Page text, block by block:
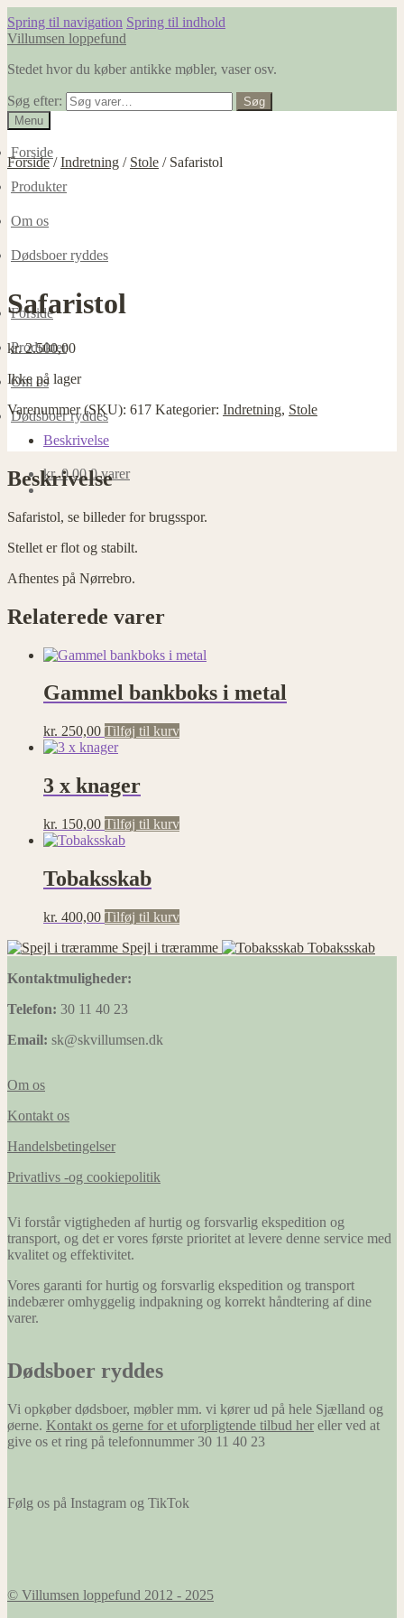
Spring til navigation Spring til indhold
Villumsen loppefund
Stedet hvor du køber antikke møbler, vaser osv.
Søg efter:
Søg
Menu
Forside
Produkter
Om os
Dødsboer ryddes
Forside
Produkter
Om os
Dødsboer ryddes
kr.0,00 0 varer
Forside/Indretning / Stole / Safaristol
Safaristol
kr.2.500,00
Ikke på lager
Varenummer (SKU): 617 Kategorier: Indretning, Stole
Beskrivelse
Beskrivelse
Safaristol, se billeder for brugsspor.
Stellet er flot og stabilt.
Afhentes på Nørrebro.
Relaterede varer
Gammel bankboks i metal
kr. 250,00 Tilføj til kurv
3 x knager
kr. 150,00 Tilføj til kurv
Tobaksskab
kr. 400,00 Tilføj til kurv
Spejl i træramme
Tobaksskab
Kontaktmuligheder:
Telefon: 30 11 40 23
Email: sk@skvillumsen.dk
Om os
Kontakt os
Handelsbetingelser
Privatlivs -og cookiepolitik
Vi forstår vigtigheden af hurtig og forsvarlig ekspedition og
transport, og det er vores første prioritet at levere denne service med
kvalitet og effektivitet.
Vores garanti for hurtig og forsvarlig ekspedition og transport
indebærer omhyggelig indpakning og korrekt håndtering af dine
varer.
Dødsboer ryddes
Vi opkøber dødsboer, møbler mm. vi kører ud på hele Sjælland og
øerne. Kontakt os gerne for et uforpligtende tilbud her eller ved at
give os et ring på telefonnummer 30 11 40 23
Følg os på Instagram og TikTok
© Villumsen loppefund 2012 - 2025
Nødvendige
cookies
hjælper med at
hjemmeside
aktivere
funktioner
navigation og
sikre områder
Hjemmesiden
fungere
ordentligt uden
Statistik
Statistisk
hjælper
webstedsejere
forstå,
besøgende
med
ved at
indsamle og
rapportere
anonymt.
Præferencer
Præference
cookies gør
hjemmeside
at huske
oplysninger,
den måde
hjemmesiden
ser ud eller
foretrukne
den region,
du befinder
dig i.
Marketing
Marketing
på tværs af